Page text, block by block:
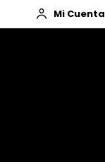
Mi Cuenta